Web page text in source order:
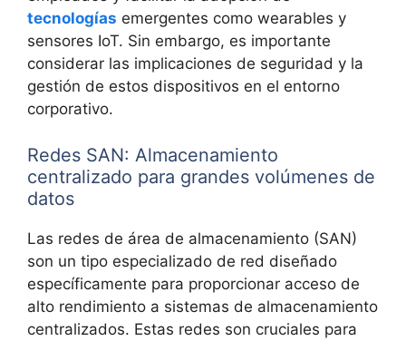
tecnologías emergentes como wearables y
sensores IoT. Sin embargo, es importante
considerar las implicaciones de seguridad y la
gestión de estos dispositivos en el entorno
corporativo.
Redes SAN: Almacenamiento
centralizado para grandes volúmenes de
datos
Las redes de área de almacenamiento (SAN)
son un tipo especializado de red diseñado
específicamente para proporcionar acceso de
alto rendimiento a sistemas de almacenamiento
centralizados. Estas redes son cruciales para